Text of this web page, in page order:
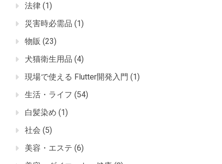
法律 (1)
災害時必需品 (1)
物販 (23)
犬猫衛生用品 (4)
現場で使える Flutter開発入門 (1)
生活・ライフ (54)
白髪染め (1)
社会 (5)
美容・エステ (6)